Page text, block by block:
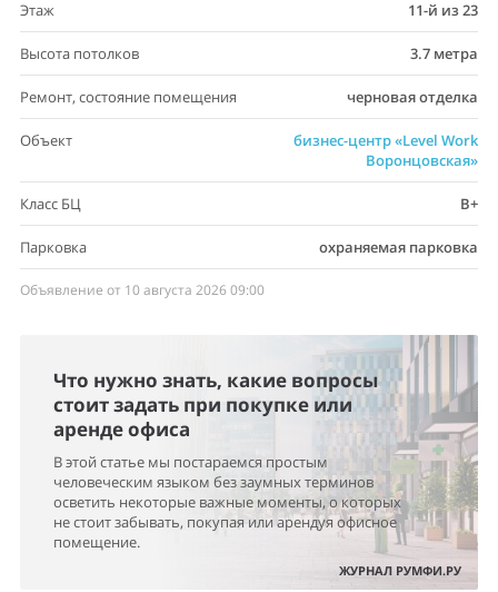
Этаж 11-й из 23
Высота потолков 3.7 метра
Ремонт, состояние помещения черновая отделка
Объект
бизнес-центр «Level Work
Воронцовская»
Класс БЦ B+
Парковка охраняемая парковка
Объявление от 10 августа 2026 09:00
Что нужно знать, какие вопросы
стоит задать при покупке или
аренде офиса
В этой статье мы постараемся простым
человеческим языком без заумных терминов
осветить некоторые важные моменты, о которых
не стоит забывать, покупая или арендуя офисное
помещение.
ЖУРНАЛ РУМФИ.РУ